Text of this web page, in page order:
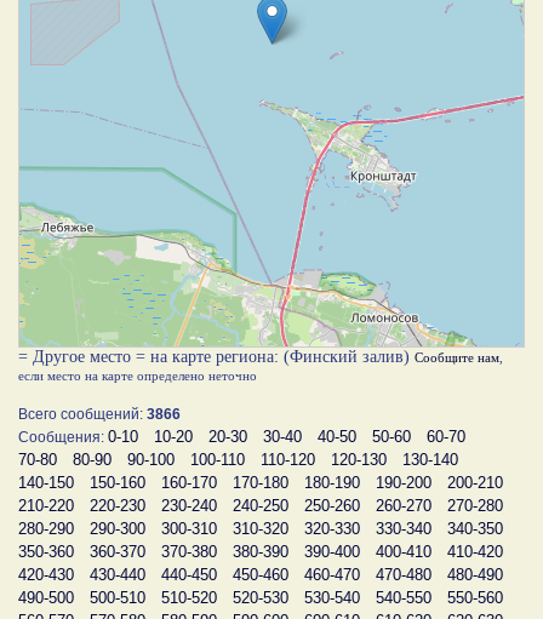
= Другое место = на карте региона: (Финский залив) Сообщите нам
если место на карте определено неточно
Всего сообщений: 3866
Сообщения: 0-10 10-20 20-30 30-40 40-50 50-60
60-70
70-80
80-90 90-100 100-110 110-120 120-130
130-140
140-150
150-160 160-170 170-180 180-190 190-200
200-210
210-220
220-230 230-240 240-250 250-260 260-270
270-280
280-290
290-300 300-310 310-320 320-330 330-340
340-350
350-360
360-370 370-380 380-390 390-400 400-410
410-420
420-430
430-440 440-450 450-460 460-470 470-480
480-490
490-500
500-510 510-520 520-530 530-540 540-550
550-560